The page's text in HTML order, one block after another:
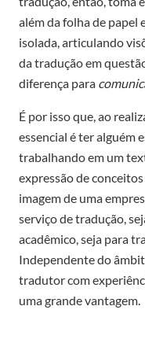
além da folha de papel
isolada, articulando
da tradução em
diferença para
É por isso que, ao
essencial é ter alguém
trabalhando em um
expressão de
imagem de uma
serviço de tradução,
acadêmico, seja para
Independente do
tradutor com
uma grande vantagem.